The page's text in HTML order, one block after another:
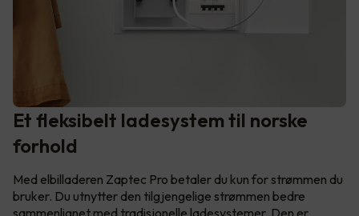
Et fleksibelt ladesystem til norske
forhold
Med elbilladeren Zaptec Pro betaler du kun for strømmen du
bruker. Du utnytter den tilgjengelige strømmen bedre
sammenlignet med tradisjonelle ladesystemer. Den er